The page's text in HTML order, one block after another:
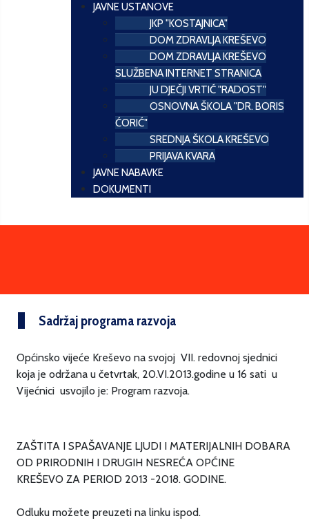
JAVNE USTANOVE
JKP "KOSTAJNICA"
DOM ZDRAVLJA KREŠEVO
DOM ZDRAVLJA KREŠEVO
SLUŽBENA INTERNET STRANICA
JU DJEČJI VRTIĆ "RADOST"
OSNOVNA ŠKOLA "DR. BORIS
ĆORIĆ"
SREDNJA ŠKOLA KREŠEVO
PRIJAVA KVARA
JAVNE NABAVKE
DOKUMENTI
Sadržaj programa razvoja
Općinsko vijeće Kreševo na svojoj VII. redovnoj sjednici
koja je održana u četvrtak, 20.VI.2013.godine u 16 sati u
Vijećnici usvojilo je: Program razvoja.
ZAŠTITA I SPAŠAVANJE LJUDI I MATERIJALNIH DOBARA
OD PRIRODNIH I DRUGIH NESREĆA OPĆINE
KREŠEVO ZA PERIOD 2013 -2018. GODINE.
Odluku možete preuzeti na linku ispod.